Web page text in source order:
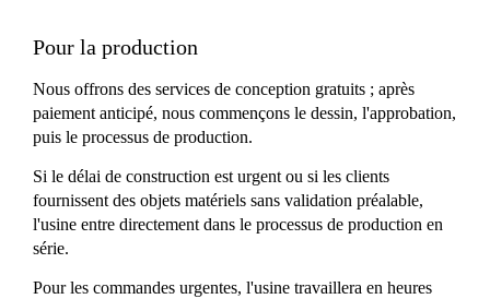
Pour la production
Nous offrons des services de conception gratuits ; après
paiement anticipé, nous commençons le dessin, l'approbation,
puis le processus de production.
Si le délai de construction est urgent ou si les clients
fournissent des objets matériels sans validation préalable,
l'usine entre directement dans le processus de production en
série.
Pour les commandes urgentes, l'usine travaillera en heures